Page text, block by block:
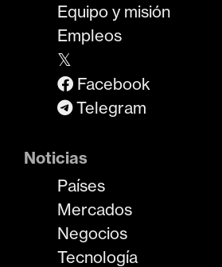
Equipo y misión
Empleos
𝕏
Facebook
Telegram
Noticias
Países
Mercados
Negocios
Tecnología